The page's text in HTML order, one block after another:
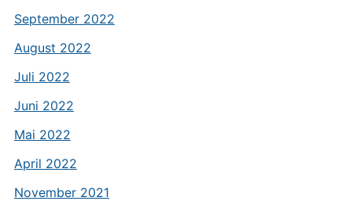
September 2022
August 2022
Juli 2022
Juni 2022
Mai 2022
April 2022
November 2021